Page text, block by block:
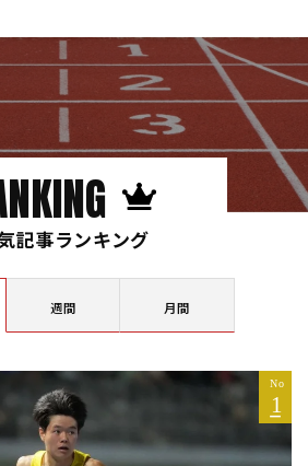
記事ランキング
週間 月間